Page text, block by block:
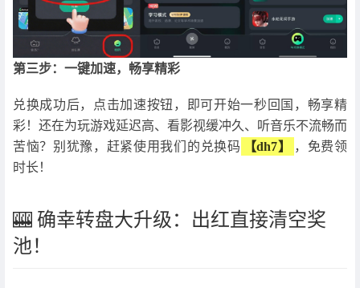
第三步：一键加速，畅享精彩
兑换成功后，点击加速按钮，即可开始一秒回国，畅享精
彩！还在为玩游戏延迟高、看影视缓冲久、听音乐不流畅而
苦恼？别犹豫，赶紧使用我们的兑换码
【dh7】
，免费领
时长！
🎰 确幸转盘大升级：出红直接清空奖
池！